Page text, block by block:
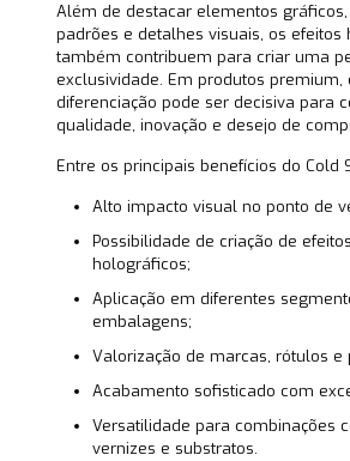
Além de destacar elementos
padrões e detalhes visuais, os efeitos
também contribuem para criar uma
exclusividade. Em produtos premium,
diferenciação pode ser decisiva para
qualidade, inovação e desejo de
Entre os principais benefícios do Cold
Alto impacto visual no ponto de
Possibilidade de criação de
holográficos;
Aplicação em diferentes
embalagens;
Valorização de marcas, rótulos e
Acabamento sofisticado com
Versatilidade para combinações
vernizes e substratos.